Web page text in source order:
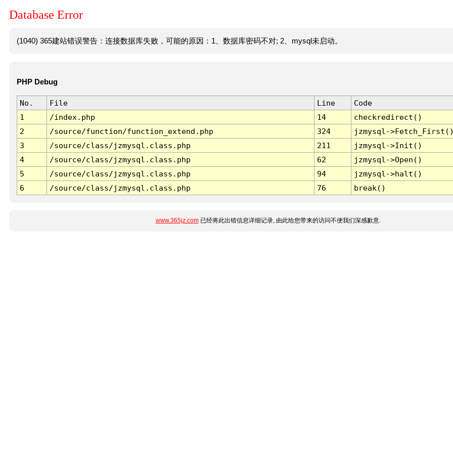
Database Error
(1040) 365建站错误警告：连接数据库失败，可能的原因：1、数据库密码不对; 2、mysql未启动。
PHP Debug
No. File Line
Code
1
/index.php 14
checkredirect()
2
/source/function/function_extend.php 324
jzmysql-
3
/source/class/jzmysql.class.php 211
jzmysql->Init()
4
/source/class/jzmysql.class.php 62
jzmysql->Open()
5
/source/class/jzmysql.class.php 94
jzmysql->halt()
6
/source/class/jzmysql.class.php 76 break()
www.365jz.com已经将此出错信息详细记录, 由此给您带来的访问不便我们深感歉意.